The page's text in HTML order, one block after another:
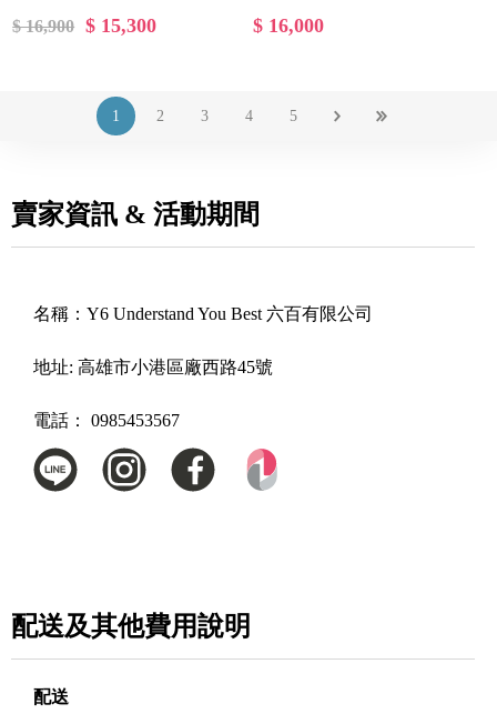
$ 16,900
$ 15,300 $ 16,000
1 2 3 4 5
賣家資訊 & 活動期間
名稱： Y6 Understand You Best 六百有限公司
地址: 高雄市小港區廠西路45號
電話： 0985453567
配送及其他費用說明
配送